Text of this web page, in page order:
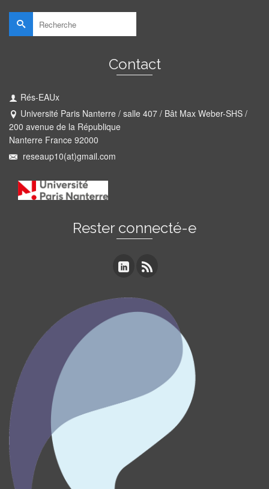
Rechercher :
Contact
Rés-EAUx
Université Paris Nanterre / salle 407 / Bât Max Weber-SHS /
200 avenue de la République
Nanterre France 92000
reseaup10(at)gmail.com
Rester connecté-e